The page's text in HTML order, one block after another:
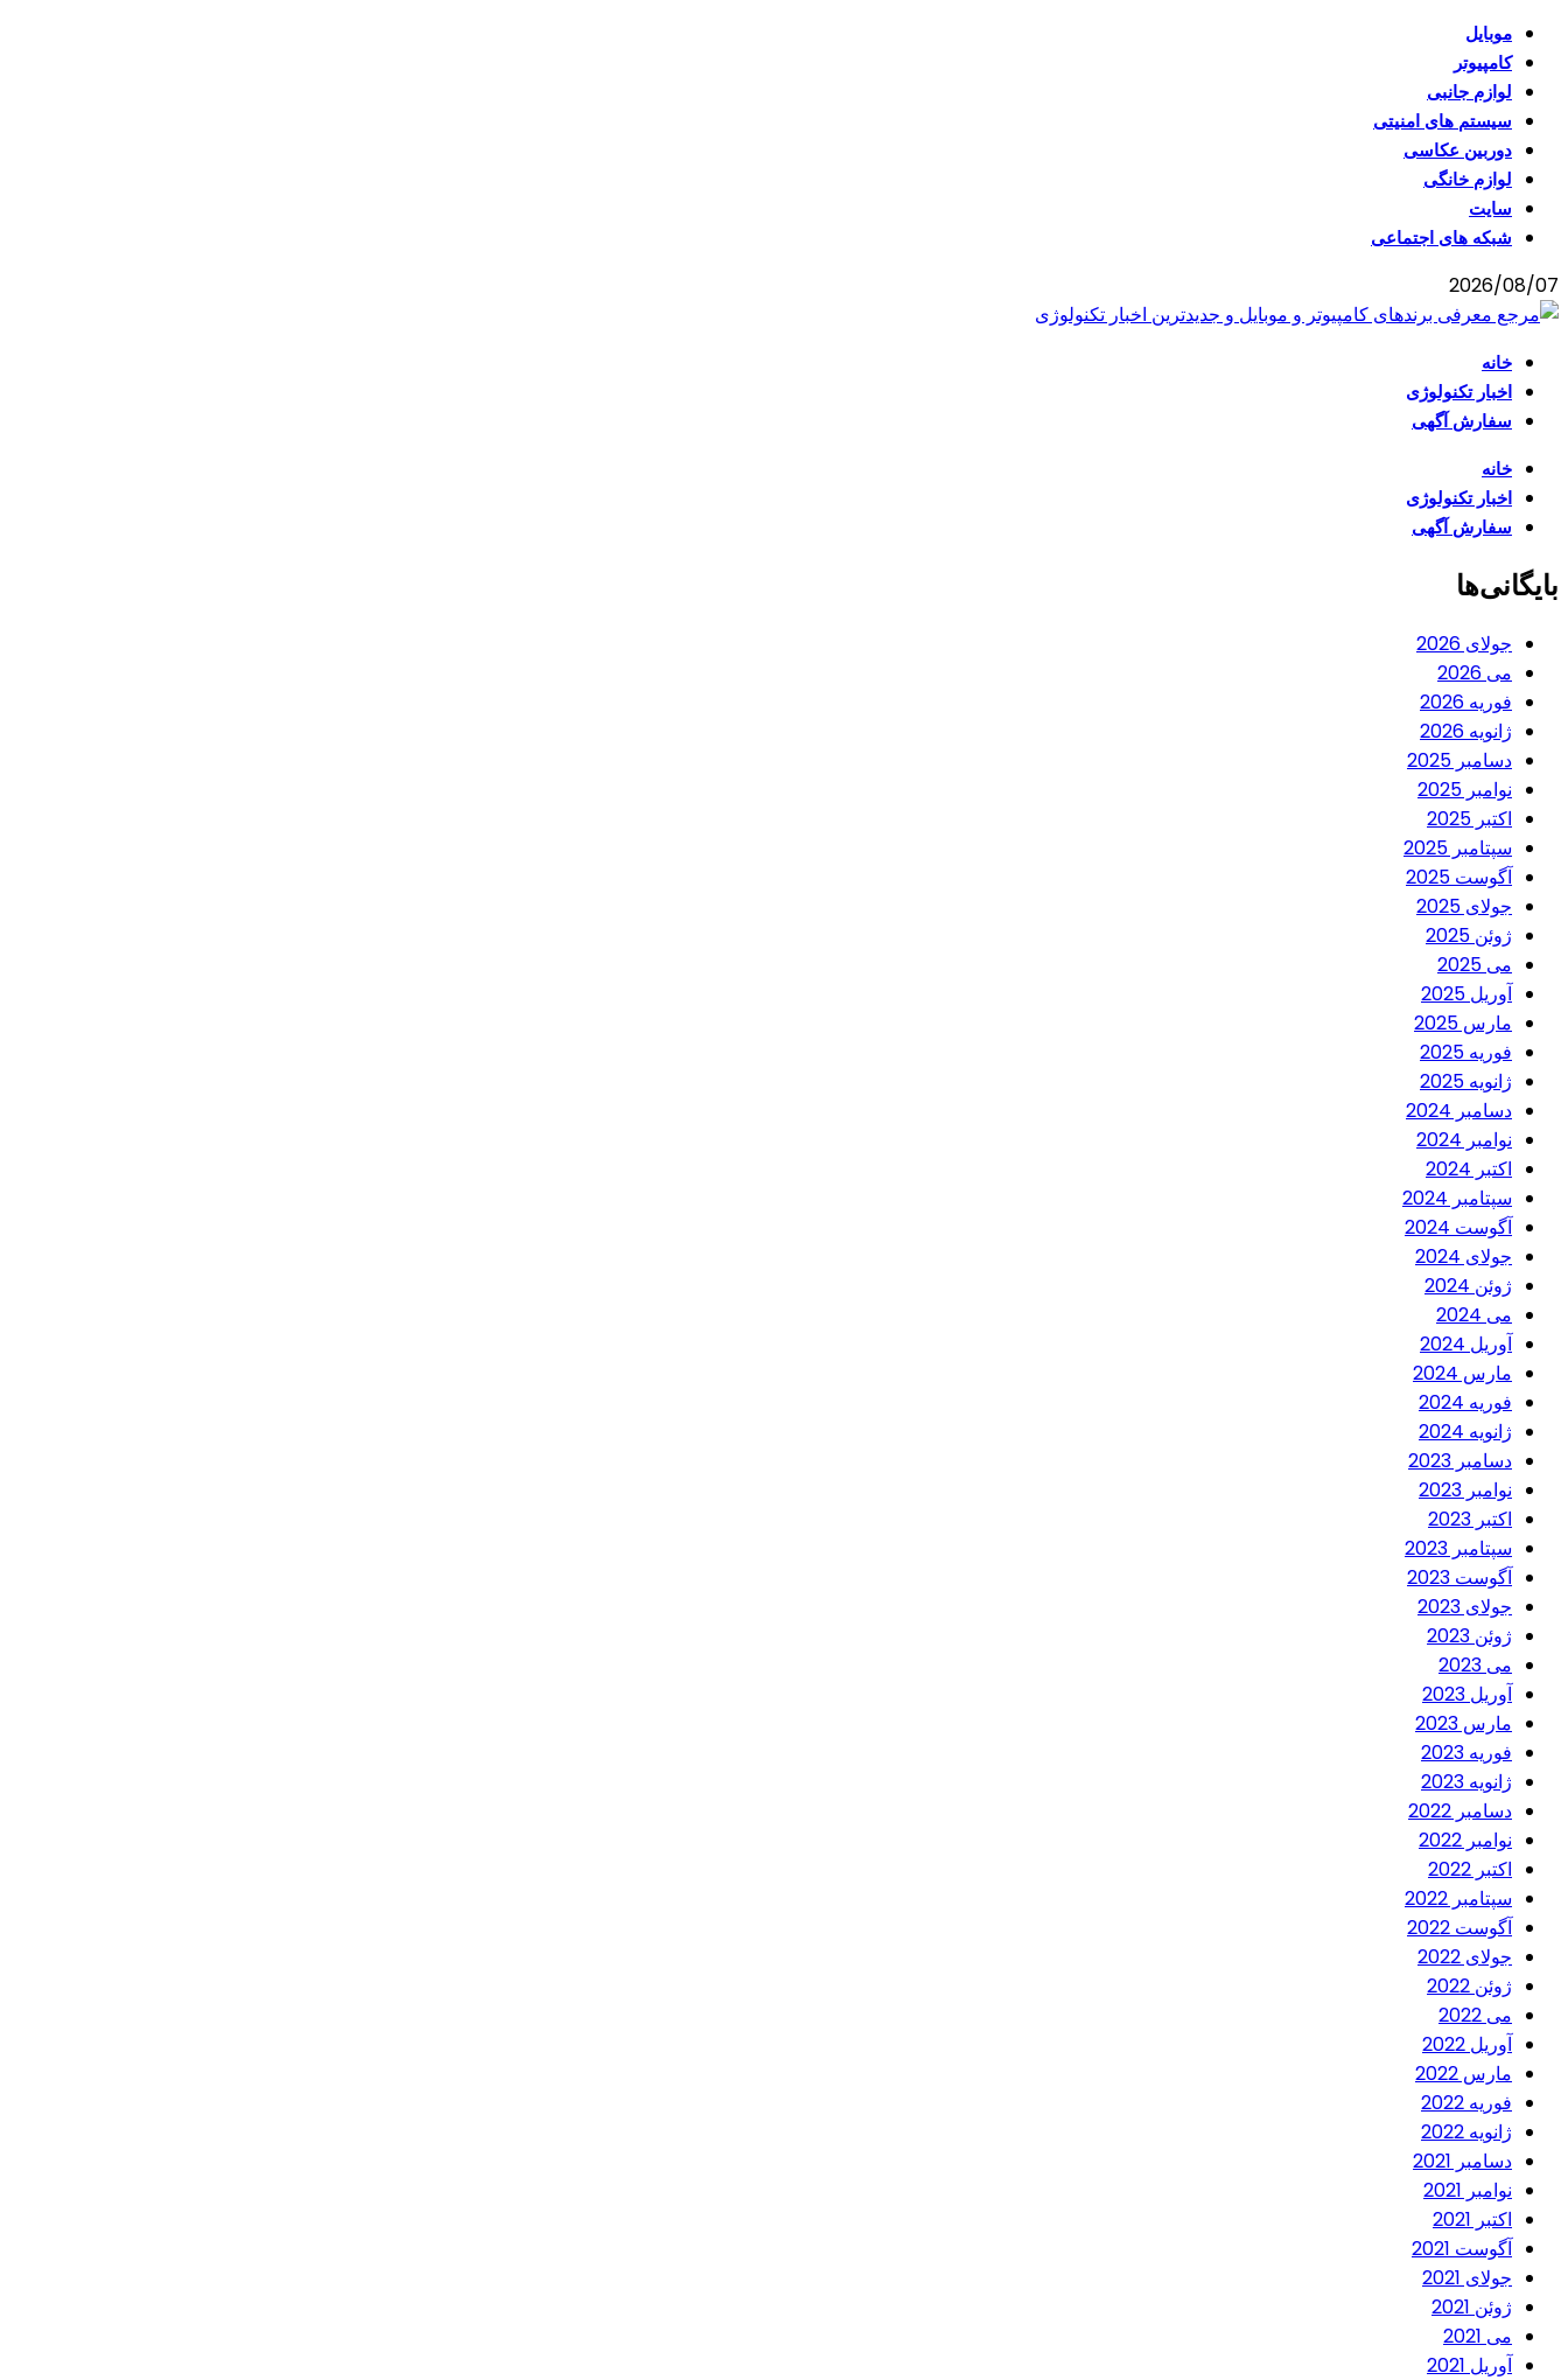
موبایل
کامپیوتر
لوازم جانبی
سیستم های امنیتی
دوربین عکاسی
لوازم خانگی
سایت
شبکه های اجتماعی
2026/08/07
خانه
اخبار تکنولوژی
سفارش آگهی
خانه
اخبار تکنولوژی
سفارش آگهی
بایگانی‌ها
جولای 2026
می 2026
فوریه 2026
ژانویه 2026
دسامبر 2025
نوامبر 2025
اکتبر 2025
سپتامبر 2025
آگوست 2025
جولای 2025
ژوئن 2025
می 2025
آوریل 2025
مارس 2025
فوریه 2025
ژانویه 2025
دسامبر 2024
نوامبر 2024
اکتبر 2024
سپتامبر 2024
آگوست 2024
جولای 2024
ژوئن 2024
می 2024
آوریل 2024
مارس 2024
فوریه 2024
ژانویه 2024
دسامبر 2023
نوامبر 2023
اکتبر 2023
سپتامبر 2023
آگوست 2023
جولای 2023
ژوئن 2023
می 2023
آوریل 2023
مارس 2023
فوریه 2023
ژانویه 2023
دسامبر 2022
نوامبر 2022
اکتبر 2022
سپتامبر 2022
آگوست 2022
جولای 2022
ژوئن 2022
می 2022
آوریل 2022
مارس 2022
فوریه 2022
ژانویه 2022
دسامبر 2021
نوامبر 2021
اکتبر 2021
آگوست 2021
جولای 2021
ژوئن 2021
می 2021
آوریل 2021